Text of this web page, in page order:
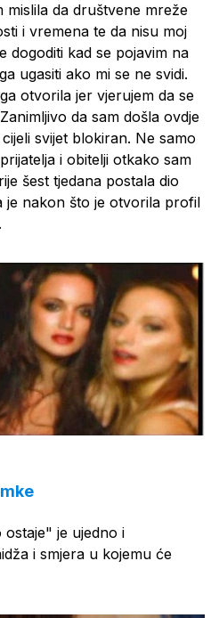
da društvene mreže
i vremena te da nisu moj
dogoditi kad se pojavim na
ugasiti ako mi se ne svidi.
otvorila jer vjerujem da se
da sam došla ovdje
svijet blokiran. Ne samo
i obitelji otkako sam
šest tjedana postala dio
je nakon što je otvorila profil
je ujedno i
i smjera u kojemu će